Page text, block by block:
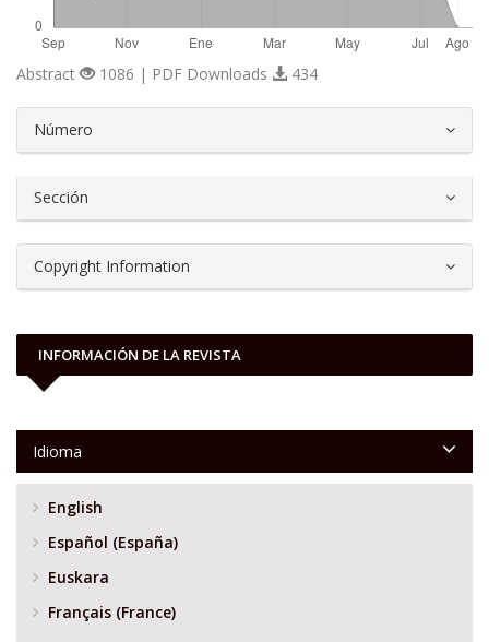
Abstract 1086 | PDF Downloads 434
Número
Sección
Copyright Information
INFORMACIÓN DE LA REVISTA
Idioma
English
Español (España)
Euskara
Français (France)